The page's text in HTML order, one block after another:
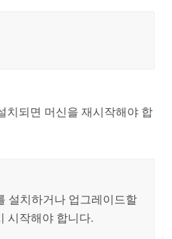
치되면 머신을 재시작해야 합
설치하거나 업그레이드할
시작해야 합니다.